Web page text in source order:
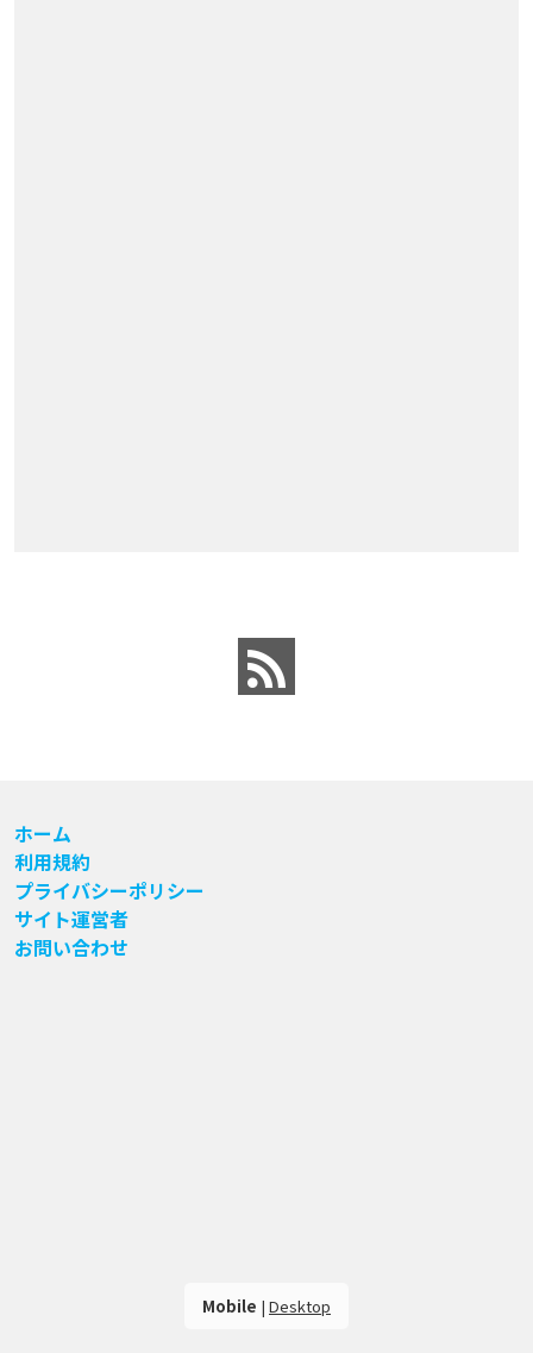
ホーム
利用規約
プライバシーポリシー
サイト運営者
お問い合わせ
Mobile | Desktop